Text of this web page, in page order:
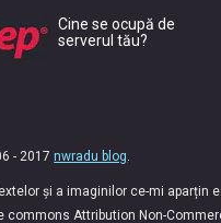
Cine se ocupă de
serverul tău?
- 2017nwradu blog
și a imaginilor ce-mi aparțin
commons Attribution Non-